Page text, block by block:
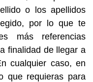
o los apellidos
por lo que te
más referencias
finalidad de llegar a
cualquier caso, en
que requieras para